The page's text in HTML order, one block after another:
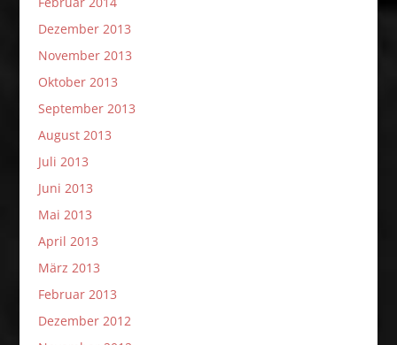
Dezember 2013
November 2013
Oktober 2013
September 2013
August 2013
Juli 2013
Juni 2013
Mai 2013
April 2013
März 2013
Februar 2013
Dezember 2012